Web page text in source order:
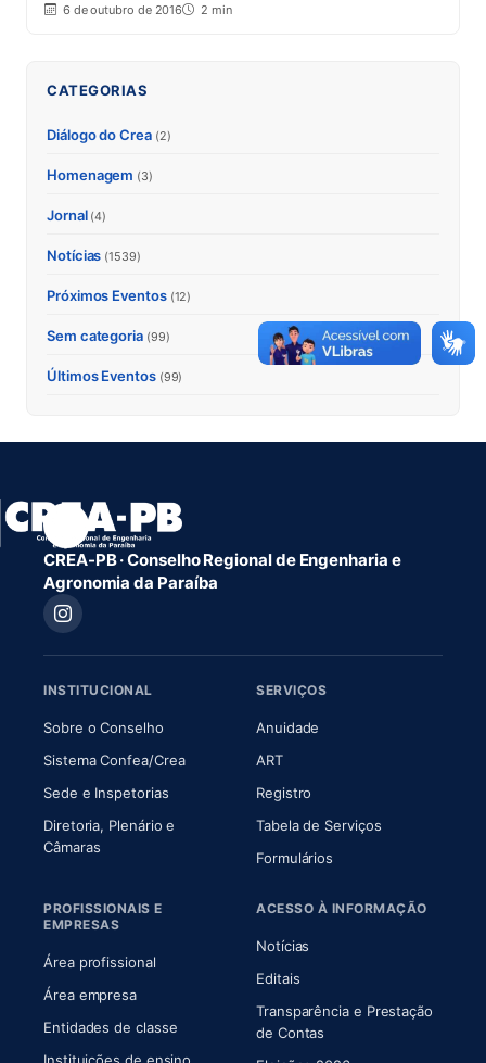
6 de outubro de 2016 2 min
CATEGORIAS
Diálogo do Crea (2)
Homenagem (3)
Jornal (4)
Notícias (1539)
Próximos Eventos (12)
Sem categoria (99)
Últimos Eventos (99)
CREA-PB · Conselho Regional de Engenharia e
Agronomia da Paraíba
INSTITUCIONAL
Sobre o Conselho(abre em nova aba)
Sistema Confea/Crea(abre em nova aba)
Sede e Inspetorias
Diretoria, Plenário e
Câmaras(abre em nova aba)
SERVIÇOS
Anuidade
ART(abre em nova aba)
Registro
Tabela de Serviços
Formulários
PROFISSIONAIS E
EMPRESAS
Área profissional
Área empresa
Entidades de classe
ACESSO À INFORMAÇÃO
Notícias
Editais
Transparência e Prestação
de Contas